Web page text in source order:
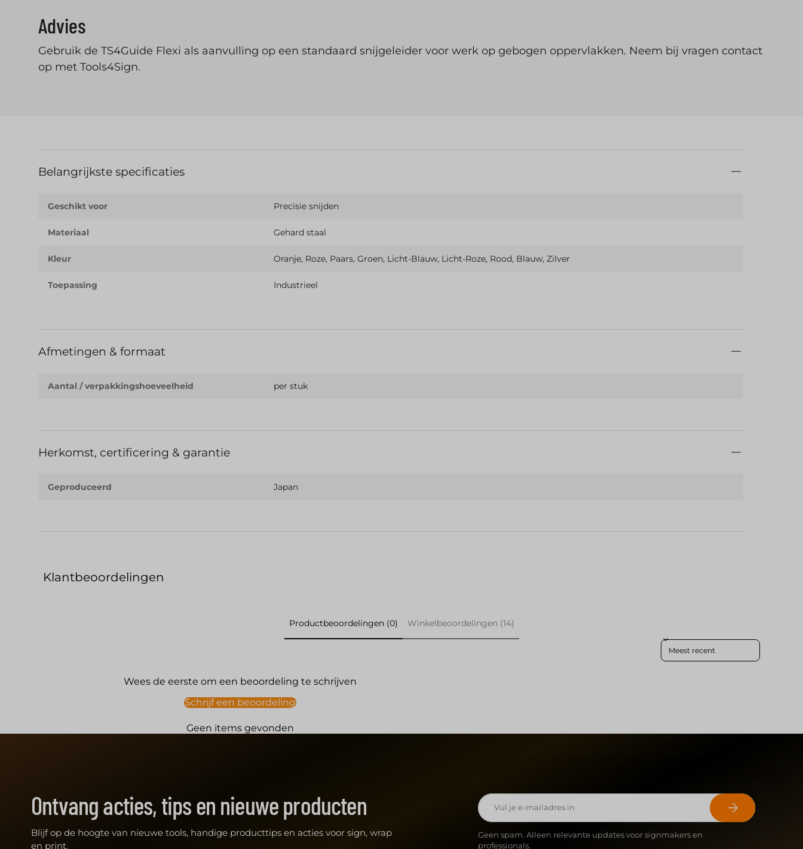
Advies
Gebruik de TS4Guide Flexi als aanvulling op een standaard snijgeleider voor werk op gebogen oppervlakken. Neem bij vragen contact
op met Tools4Sign.
Belangrijkste specificaties
Geschikt voor Precisie snijden
Materiaal Gehard staal
Kleur Oranje, Roze, Paars, Groen, Licht-Blauw, Licht-Roze, Rood, Blauw, Zilver
Toepassing Industrieel
Afmetingen & formaat
Aantal / verpakkingshoeveelheid per stuk
Herkomst, certificering & garantie
Geproduceerd Japan
Klantbeoordelingen
Productbeoordelingen (0) Winkelbeoordelingen (14)
Sort reviews by
Wees de eerste om een beoordeling te schrijven
Schrijf een beoordeling
Geen items gevonden
Ontvang acties, tips en nieuwe producten
Blijf op de hoogte van nieuwe tools, handige producttips en acties voor sign, wrap
en print.
E-mailadres
Abonneer
Geen spam. Alleen relevante updates voor signmakers en
professionals.
nieuwe artikelen, aanbiedingen en